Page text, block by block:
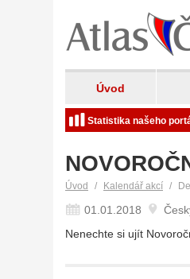
Úvod
Statistika našeho
Úvod Kalendář akcí
01.01.2018
Nenechte si ujít